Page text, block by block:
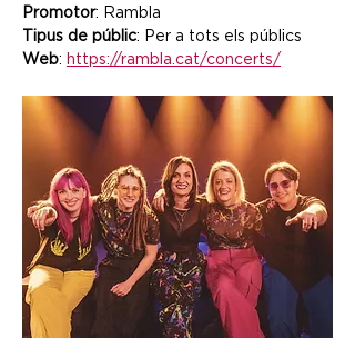
Promotor: Rambla
Tipus de públic: Per a tots els públics
Web: https://rambla.cat/concerts/